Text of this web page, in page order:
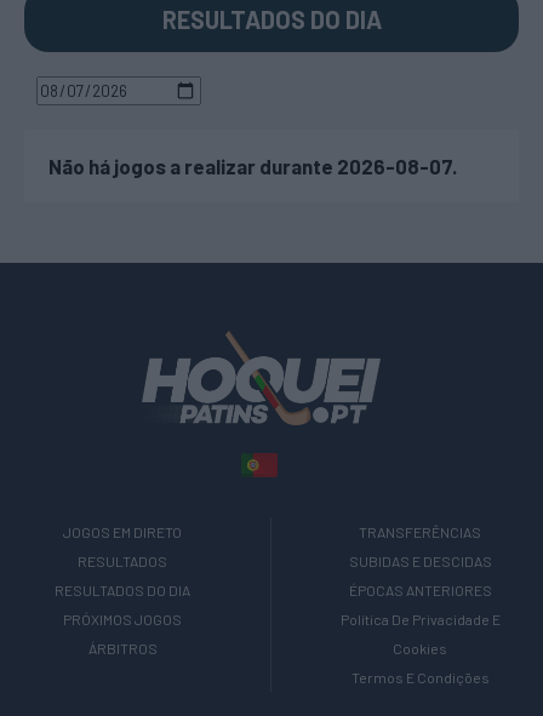
RESULTADOS DO DIA
Não há jogos a realizar durante 2026-08-07.
JOGOS EM DIRETO
RESULTADOS
RESULTADOS DO DIA
PRÓXIMOS JOGOS
ÁRBITROS
TRANSFERÊNCIAS
SUBIDAS E DESCIDAS
ÉPOCAS ANTERIORES
Política De Privacidade E
Cookies
Termos E Condições